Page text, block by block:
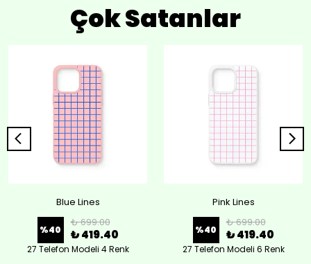
Çok Satanlar
Blue Lines
%40
₺ 699.00
₺ 419.40
27 Telefon Modeli 4 Renk
Pink Lines
%40
₺ 699.00
₺ 419.40
27 Telefon Modeli 6 Renk